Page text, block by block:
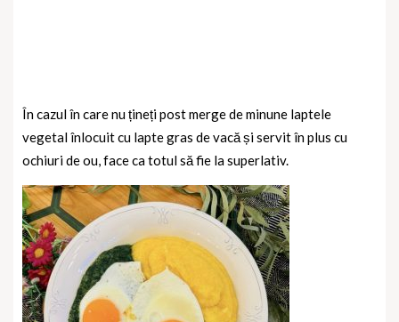
În cazul în care nu țineți post merge de minune laptele
vegetal înlocuit cu lapte gras de vacă și servit în plus cu
ochiuri de ou, face ca totul să fie la superlativ.